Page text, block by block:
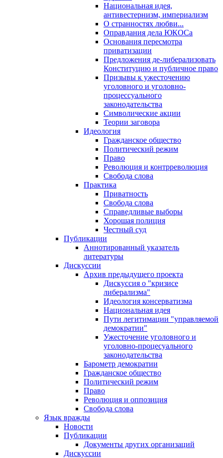
Национальная идея,
антивестернизм, империализм
О странностях любви...
Оправдания дела ЮКОСа
Основания пересмотра
приватизации
Предложения де-либерализовать
Конституцию и публичное право
Призывы к ужесточению
уголовного и уголовно-
процессуального
законодательства
Символические акции
Теории заговора
Идеология
Гражданское общество
Политический режим
Право
Революция и контрреволюция
Свобода слова
Практика
Приватность
Свобода слова
Справедливые выборы
Хорошая полиция
Честный суд
Публикации
Аннотированный указатель
литературы
Дискуссии
Архив предыдущего проекта
Дискуссия о "кризисе
либерализма"
Идеология консерватизма
Национальная идея
Пути легитимации "управляемой
демократии"
Ужесточение уголовного и
уголовно-процесуального
законодательства
Барометр демократии
Гражданское общество
Политический режим
Право
Революция и оппозиция
Свобода слова
Язык вражды
Новости
Публикации
Документы других организаций
Дискуссии